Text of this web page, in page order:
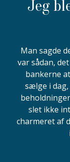
Jeg
Man sagde
var sådan,
bankerne
sælge i
slet ikke
charmeret af